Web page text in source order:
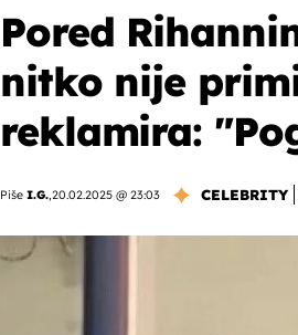
Pored
nitko nije
reklamira:
Piše I.G.,20.02.2025 @ 23:03 CELEBRITY